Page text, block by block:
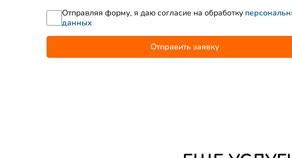
Отправляя форму, я даю согласие на обработку
данных
Отправить заявку